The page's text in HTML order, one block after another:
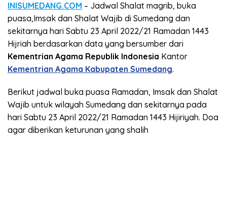
INISUMEDANG.COM – Jadwal Shalat magrib, buka
puasa,Imsak dan Shalat Wajib di Sumedang dan
sekitarnya hari Sabtu 23 April 2022/21 Ramadan 1443
Hijriah berdasarkan data yang bersumber dari
Kementrian Agama Republik Indonesia Kantor
Kementrian Agama Kabupaten Sumedang.
Berikut jadwal buka puasa Ramadan, Imsak dan Shalat
Wajib untuk wilayah Sumedang dan sekitarnya pada
hari Sabtu 23 April 2022/21 Ramadan 1443 Hijiriyah. Doa
agar diberikan keturunan yang shalih